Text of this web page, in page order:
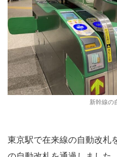
新幹線の
東京駅で在来線の自動改札